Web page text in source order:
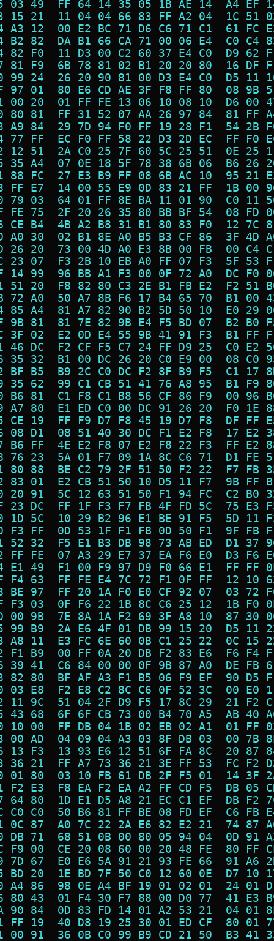
03 49  FF 64 14 35 05 1B AE 14  A4
15 21  11 04 04 66 83 FF A2 04  1C
A3 12  00 E2 BC 71 D6 C6 71 C1  61
B2 82  DA B1 66 CA 71 00 06 E4  C0
82 F0  11 D3 00 C2 60 37 E4 C0  D9
81 F9  6B 78 81 02 B1 20 20 80  16
99 24  26 20 90 81 00 D3 E4 C0  D5
97 01  80 E6 CD AE 3F F8 FF 80  08
00 20  01 FF FE 13 06 10 08 10  D6
80 81  FF 31 52 07 AA 26 97 84  81
A9 84  29 7D 94 F0 FF 19 28 F1  54
77 FF  EC F0 FF 58 22 D3 2D EC  FF
12 51  2A C0 25 7F 60 5C 25 51  0E
35 A4  07 0E 18 5F 78 38 6B 06  B6
88 FC  27 E3 B9 FF 08 6B AC 10  95
FF E7  14 00 55 E9 0D 83 21 FF  1B
79 03  64 01 FF 8E BA 11 01 90  C0
FE 75  2F 20 26 35 80 BB BF 54  08
CE B4  4B A2 B8 31 B1 80 83 F0  12
A0 30  02 B1 8E A0 B5 B3 CF 86  3F
26 20  73 00 4D A0 E3 8B 00 FB  00
23 07  F3 2B 10 EB A0 FF 07 F3  5F
14 99  96 BB A1 F3 00 0F 72 A0  DC
51 20  F8 82 80 C3 2E B1 FB E2  F2
72 A0  50 A7 8B F6 17 B4 65 70  B1
85 A4  81 A7 82 90 B2 5D 50 10  E0
9B 81  81 7E 82 9B E4 F5 BD 07  B2
3F 02  E2 0D E4 55 9B 41 91 F3  B1
46 DC  F2 CF F5 C7 24 FF D9 25  C0
35 32  B1 00 DC 26 20 C0 E9 00  08
BF B5  B9 2C C0 DC F2 8F B9 F5  C1
35 62  99 C1 CB 51 41 76 A8 95  B1
B6 81  C1 F8 C1 B8 56 CF 86 F9  00
A7 80  E1 ED C0 00 DC 91 26 20  F0
CE 19  FF F9 D7 F8 45 19 D7 F8  DF
08 D1  08 51 40 30 DC F1 E2 F8  17
B6 FF  4E E2 F8 07 E2 F8 22 F3  FF
76 23  5A 01 F7 09 1A 8C C6 71  D1
80 88  BE C2 79 2F 51 50 F2 22  F7
83 01  E2 CB 51 50 10 D5 11 F7  9B
20 91  5C 12 63 51 50 F1 94 FC  C2
23 DC  FF 1F F3 F7 FB 4F FD 5C  75
1D 5C  10 29 B2 96 E1 BE 91 F5  5D
F3 FF  0D 53 1F F1 FB 0D 50 F1  9F
52 32  F5 E1 B3 DB 98 73 AB ED  D1
FF FE  07 A3 29 E7 37 EA F6 E0  D3
E1 49  F1 00 F9 97 D9 F0 66 E1  FF
F4 63  FF FE E4 7C 72 F1 0F FF  12
BE 97  FF 20 1A F0 E0 CF 92 07  03
F3 03  0F F6 22 1B 8C C6 25 12  1B
00 9B  7E 8A 1A F2 69 3F A8 10  87
99 B9  2A E6 4F 01 DB 99 15 20  D5
A8 11  E3 FC 6E 60 0B C1 25 22  0C
F1 B9  00 FF 0A 20 DB F2 83 E6  F6
39 41  C6 84 00 00 0F 9B 87 A0  DE
82 80  BF AF A3 F1 B5 06 F9 EF  90
03 E8  F2 E8 C2 8C C6 0F 52 3C  00
11 9C  51 04 2F D9 F5 17 8C 29  21
43 68  6F 6F CB 73 00 B4 70 A5  AB
10 00  FF DB 04 1B 02 EB 02 A1  01
00 AD  04 09 04 A3 03 8F DB 03  00
13 F3  13 93 E6 12 51 6F FA 8C  20
36 21  FF A7 73 36 21 3E FF 53  FC
01 80  03 10 FB 61 DB 2F F5 01  14
F2 E3  F8 EA F2 EA A2 FF CD F5  DB
64 80  1D E1 D5 A8 21 EC C1 EF  DB
C0 C0  50 B6 81 FF BE 08 FD EF  C6
0C 87  A0 7C 22 2A E6 82 E2 21  74
DB 71  68 51 0B 00 80 05 94 04  0D
F9 00  CE 20 08 60 00 20 48 FE  80
7D 67  E0 E6 5A 91 21 93 FE 66  91
BD 20  1E BD 7F 50 C0 12 60 0E  D7
A4 86  98 0E A4 BF 19 01 02 01  24
80 43  01 F4 30 F7 88 00 D0 77  41
90 84  0D 83 FD 14 01 A2 53 21  04
FF 19  40 D8 19 25 30 01 ED CF  80
00 91  36 0B C0 99 B9 CD 21 50  B3